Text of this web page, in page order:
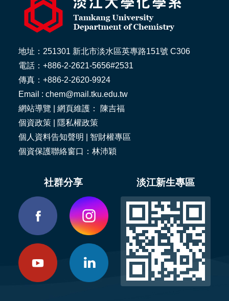
地址：251301 新北市淡水區英專路151號 C306
電話：+886-2-2621-5656#2531
傳真：+886-2-2620-9924
Email : chem@mail.tku.edu.tw
網站導覽 | 網頁維護： 陳吉福
個資政策
隱私權政策
個人資料告知聲明
智財權專區
個資保護聯絡窗口：林沛穎
社群分享 淡江新生專區